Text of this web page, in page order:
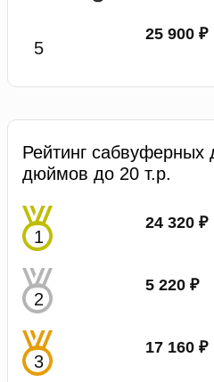
25 900 ₽
Рейтинг сабвуферных
дюймов до 20 т.р.
24 320 ₽
5 220 ₽
17 160 ₽